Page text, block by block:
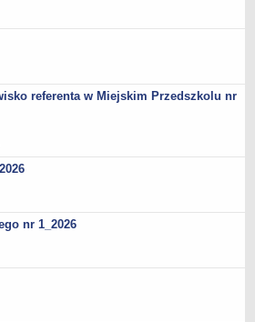
referenta w Miejskim Przedszkolu nr
nr 1_2026